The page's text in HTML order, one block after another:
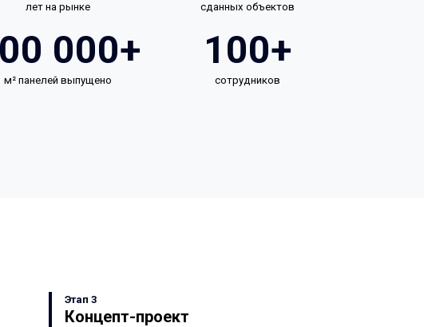
лет на рынке сданных объектов
000+
м² панелей выпущено
100+
сотрудников
Этап 3
Концепт-проект